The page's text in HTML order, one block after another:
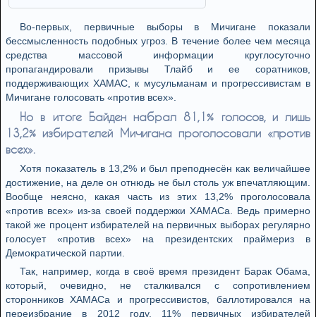
Во-первых, первичные выборы в Мичигане показали
бессмысленность подобных угроз. В течение более чем месяца
средства массовой информации круглосуточно
пропагандировали призывы Тлайб и ее соратников,
поддерживающих ХАМАС, к мусульманам и прогрессивистам в
Мичигане голосовать «против всех».
Но в итоге Байден набрал 81,1% голосов, и лишь
13,2% избирателей Мичигана проголосовали «против
всех».
Хотя показатель в 13,2% и был преподнесён как величайшее
достижение, на деле он отнюдь не был столь уж впечатляющим.
Вообще неясно, какая часть из этих 13,2% проголосовала
«против всех» из-за своей поддержки ХАМАСа. Ведь примерно
такой же процент избирателей на первичных выборах регулярно
голосует «против всех» на президентских праймериз в
Демократической партии.
Так, например, когда в своё время президент Барак Обама,
который, очевидно, не сталкивался с сопротивлением
сторонников ХАМАСа и прогрессивистов, баллотировался на
переизбрание в 2012 году, 11% первичных избирателей